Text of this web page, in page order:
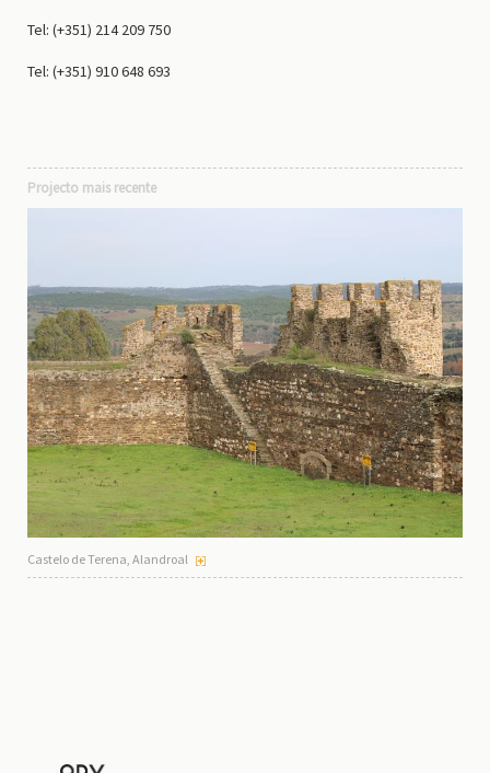
Tel: (+351) 214 209 750
Tel: (+351) 910 648 693
Projecto mais recente
Castelo de Terena, Alandroal